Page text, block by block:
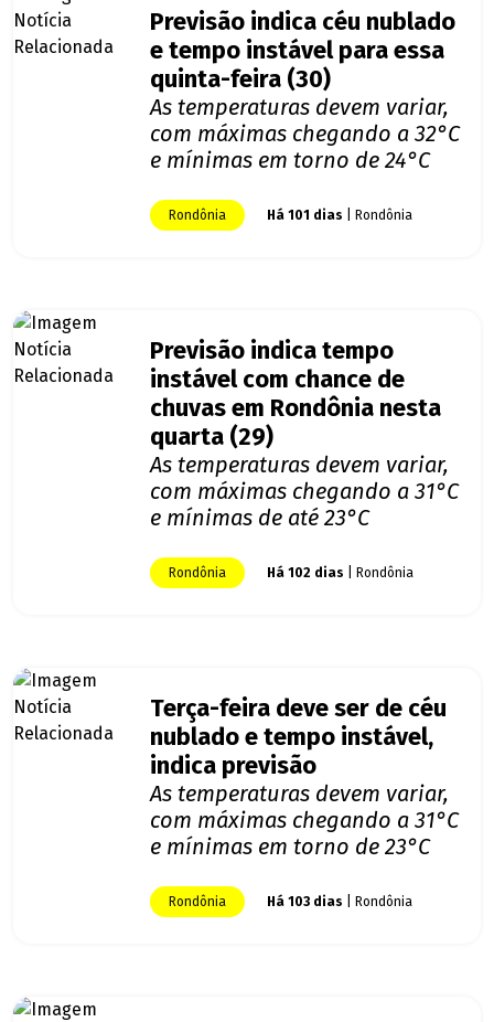
Previsão indica céu nublado
e tempo instável para essa
quinta-feira (30)
As temperaturas devem variar,
com máximas chegando a 32°C
e mínimas em torno de 24°C
Rondônia Há 101 dias | Rondônia
Previsão indica tempo
instável com chance de
chuvas em Rondônia nesta
quarta (29)
As temperaturas devem variar,
com máximas chegando a 31°C
e mínimas de até 23°C
Rondônia Há 102 dias | Rondônia
Terça-feira deve ser de céu
nublado e tempo instável,
indica previsão
As temperaturas devem variar,
com máximas chegando a 31°C
e mínimas em torno de 23°C
Rondônia Há 103 dias | Rondônia